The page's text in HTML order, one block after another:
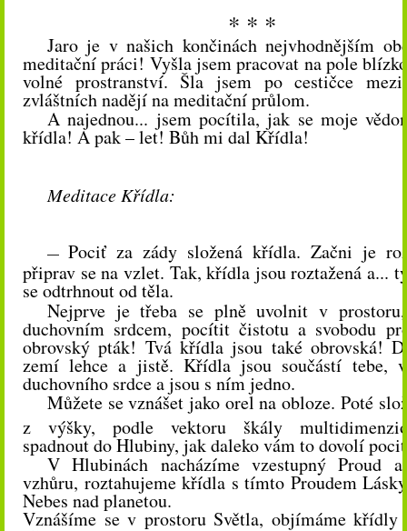
* * *
Jaro je v našich končinách nejvhodnějším
meditační práci! Vyšla jsem pracovat na pole
volné prostranství. Šla jsem po cestičce
zvláštních nadějí na meditační průlom.
A najednou... jsem pocítila, jak se moje
křídla! A pak – let! Bůh mi dal Křídla!
Meditace Křídla:
— Pociť za zády složená křídla. Začni je
připrav se na vzlet. Tak, křídla jsou roztažená a...
se odtrhnout od těla.
Nejprve je třeba se plně uvolnit v
duchovním srdcem, pocítit čistotu a svobodu
obrovský pták! Tvá křídla jsou také obrovská!
zemí lehce a jistě. Křídla jsou součástí tebe,
duchovního srdce a jsou s ním jedno.
Můžete se vznášet jako orel na obloze. Poté
z výšky, podle vektoru škály
spadnout do Hlubiny, jak daleko vám to dovolí
V Hlubinách nacházíme vzestupný Proud
vzhůru, roztahujeme křídla s tímto Proudem
Nebes nad planetou.
Vznášíme se v prostoru Světla, objímáme křídly